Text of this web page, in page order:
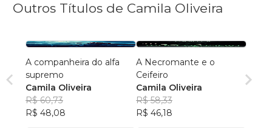
Outros Títulos de Camila Oliveira
A companheira do alfa
supremo
Camila Oliveira
R$ 60,73
R$ 48,08
A Necromante e o
Ceifeiro
Camila Oliveira
R$ 58,33
R$ 46,18